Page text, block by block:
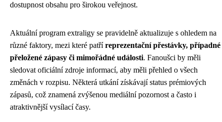
dostupnost obsahu pro širokou veřejnost.
Aktuální program extraligy se pravidelně aktualizuje s ohledem na
různé faktory, mezi které patříreprezentační přestávky, případné
přeložené zápasy či mimořádné události. Fanoušci by měli
sledovat oficiální zdroje informací, aby měli přehled o všech
změnách v rozpisu. Některá utkání získávají status prémiových
zápasů, což znamená zvýšenou mediální pozornost a často i
atraktivnější vysílací časy.